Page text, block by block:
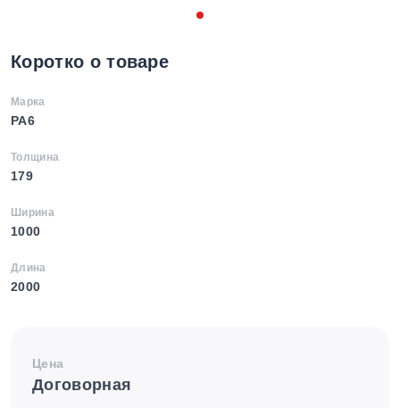
Коротко о товаре
Марка
PA6
Толщина
179
Ширина
1000
Длина
2000
Цена
Договорная